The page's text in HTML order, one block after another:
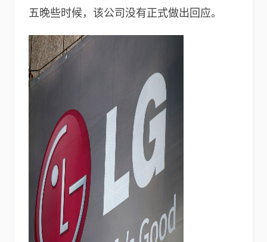
五晚些时候，该公司没有正式做出回应。